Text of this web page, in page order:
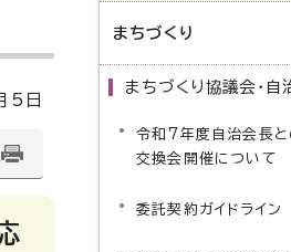
5日
まちづくり
まちづくり協議会・自
令和7年度自治会長と
交換会開催について
委託契約ガイドライン